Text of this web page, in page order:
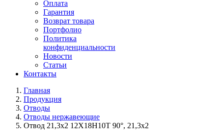
Оплата
Гарантия
Возврат товара
Портфолио
Политика
конфиденциальности
Новости
Статьи
Контакты
Главная
Продукция
Отводы
Отводы нержавеющие
Отвод 21,3х2 12Х18Н10Т 90°, 21,3х2